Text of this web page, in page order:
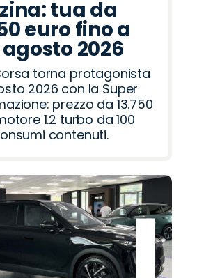
tua da
euro fino a
2026
torna protagonista
2026 con la Super
prezzo da 13.750
1.2 turbo da 100
contenuti.